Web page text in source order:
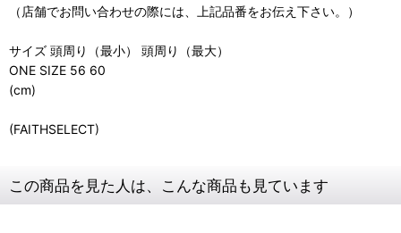
（店舗でお問い合わせの際には、上記品番をお伝え下さい。）
サイズ 頭周り（最小） 頭周り（最大）
ONE SIZE 56 60
(cm)
(FAITHSELECT)
この商品を見た人は、こんな商品も見ています